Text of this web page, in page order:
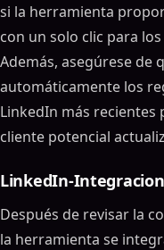
si la herramienta
con un solo clic para
Además, asegúrese de
automáticamente los
LinkedIn más
cliente potencial
LinkedIn-
Después de revisar la
la herramienta se